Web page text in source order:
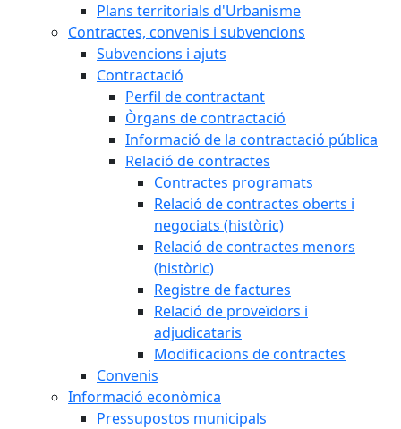
Plans territorials d'Urbanisme
Contractes, convenis i subvencions
Subvencions i ajuts
Contractació
Perfil de contractant
Òrgans de contractació
Informació de la contractació pública
Relació de contractes
Contractes programats
Relació de contractes oberts i
negociats (històric)
Relació de contractes menors
(històric)
Registre de factures
Relació de proveïdors i
adjudicataris
Modificacions de contractes
Convenis
Informació econòmica
Pressupostos municipals